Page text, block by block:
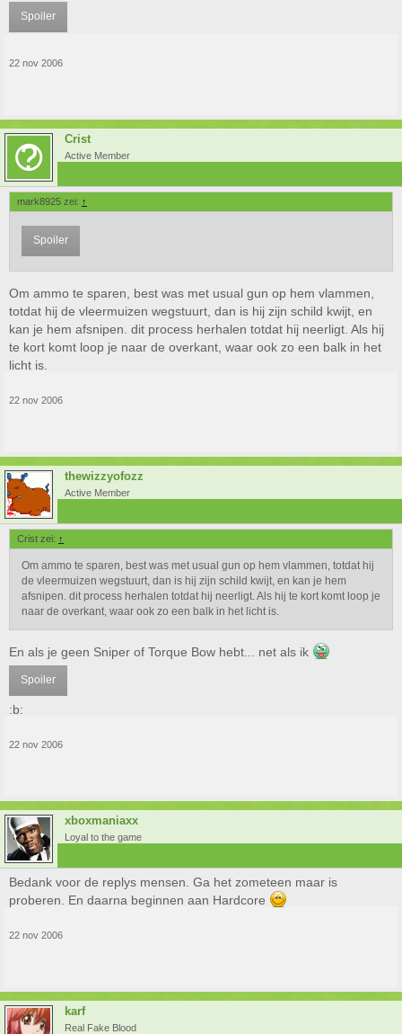
Spoiler
22 nov 2006
Crist
Active Member
mark8925 zei: ↑
Spoiler
Klik om te vergroten...
Om ammo te sparen, best was met usual gun op hem vlammen,
totdat hij de vleermuizen wegstuurt, dan is hij zijn schild kwijt, en
kan je hem afsnipen. dit process herhalen totdat hij neerligt. Als hij
te kort komt loop je naar de overkant, waar ook zo een balk in het
licht is.
22 nov 2006
thewizzyofozz
Active Member
Crist zei: ↑
Om ammo te sparen, best was met usual gun op hem vlammen, totdat hij
de vleermuizen wegstuurt, dan is hij zijn schild kwijt, en kan je hem
afsnipen. dit process herhalen totdat hij neerligt. Als hij te kort komt loop je
naar de overkant, waar ook zo een balk in het licht is.
En als je geen Sniper of Torque Bow hebt... net als ik
Spoiler
:b:
22 nov 2006
xboxmaniaxx
Loyal to the game
Bedank voor de replys mensen. Ga het zometeen maar is
proberen. En daarna beginnen aan Hardcore
22 nov 2006
karf
Real Fake Blood